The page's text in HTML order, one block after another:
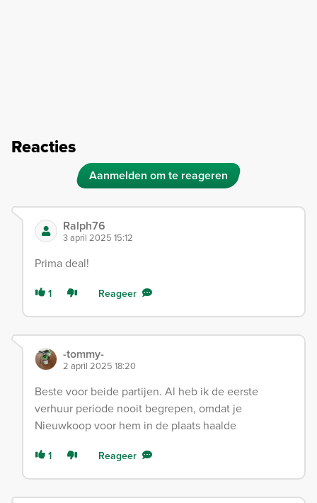
Reacties
Aanmelden om te reageren
Ralph76
3 april 2025 15:12
Prima deal!
1 Reageer
-tommy-
2 april 2025 18:20
Beste voor beide partijen. Al heb ik de eerste
verhuur periode nooit begrepen, omdat je
Nieuwkoop voor hem in de plaats haalde
1 Reageer